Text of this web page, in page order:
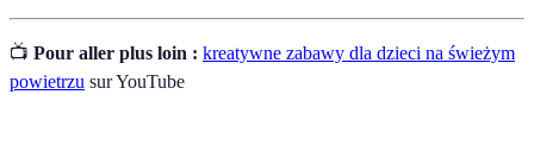
📺 Pour aller plus loin : kreatywne zabawy dla dzieci na świeżym
powietrzu sur YouTube